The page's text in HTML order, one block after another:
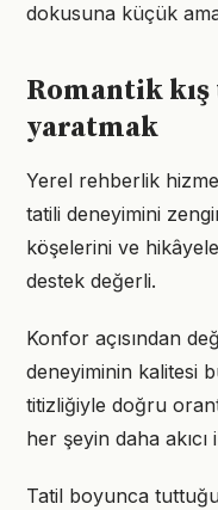
dokusuna küçük
Romantik
yaratmak
Yerel rehberlik
tatili deneyimini
köşelerini ve
destek değerli.
Konfor açısından
deneyiminin kalitesi
titizliğiyle doğru
her şeyin daha akıcı
Tatil boyunca